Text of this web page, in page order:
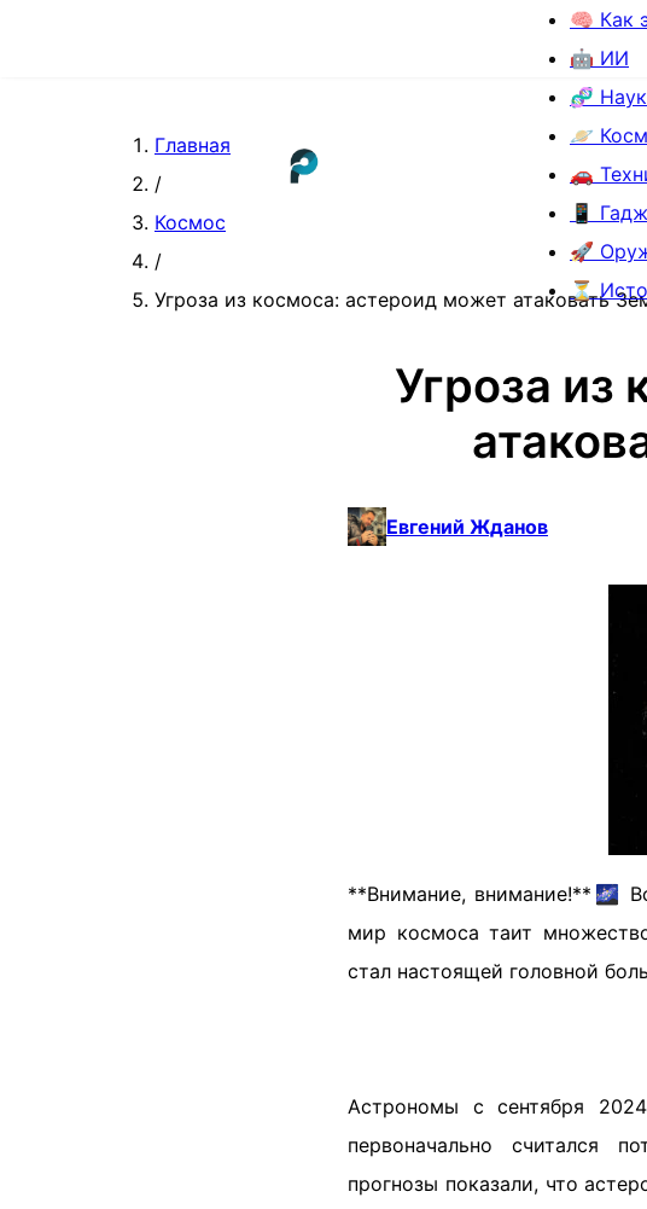
🧠 Как
🤖 ИИ
🧬
🪐
🚗
📱
🚀
⏳
Главная
/
Космос
/
Угроза из космоса: астероид может атаковать
Угроза из
Евгений Жданов
**Внимание, внимание!**🌌
мир космоса таит
стал настоящей головной
Астрономы с сентября
первоначально считался
прогнозы показали, что